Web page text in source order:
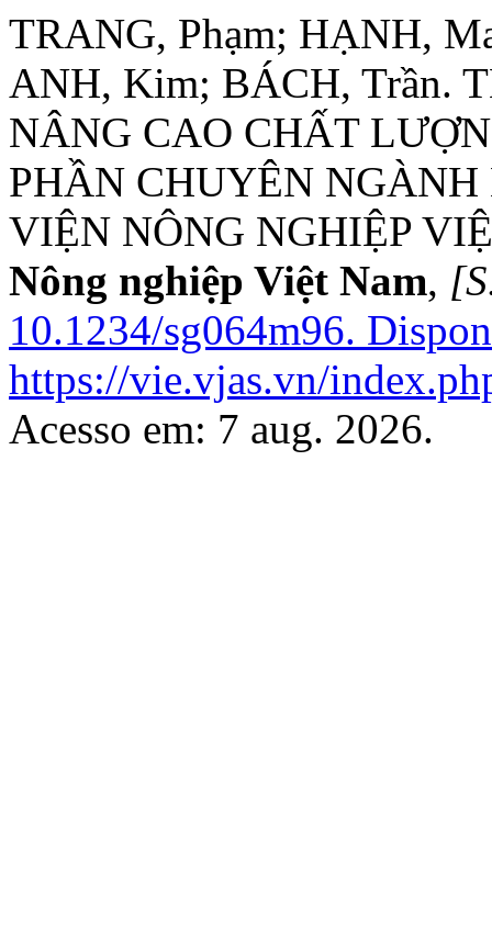
TRANG, Phạm; HẠNH,
ANH, Kim; BÁCH, Trần.
NÂNG CAO CHẤT
PHẦN CHUYÊN
VIỆN NÔNG NGHIỆP
Nông nghiệp Việt Nam,
10.1234/sg064m96.
https://vie.vjas.vn/
Acesso em: 7 aug. 2026.